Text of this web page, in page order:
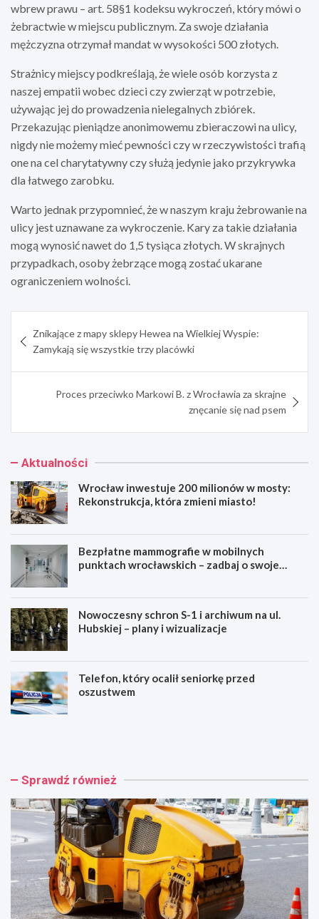
wbrew prawu – art. 58§1 kodeksu wykroczeń, który mówi o
żebractwie w miejscu publicznym. Za swoje działania
mężczyzna otrzymał mandat w wysokości 500 złotych.
Strażnicy miejscy podkreślają, że wiele osób korzysta z
naszej empatii wobec dzieci czy zwierząt w potrzebie,
używając jej do prowadzenia nielegalnych zbiórek.
Przekazując pieniądze anonimowemu zbieraczowi na ulicy,
nigdy nie możemy mieć pewności czy w rzeczywistości trafią
one na cel charytatywny czy służą jedynie jako przykrywka
dla łatwego zarobku.
Warto jednak przypomnieć, że w naszym kraju żebrowanie na
ulicy jest uznawane za wykroczenie. Kary za takie działania
mogą wynosić nawet do 1,5 tysiąca złotych. W skrajnych
przypadkach, osoby żebrzące mogą zostać ukarane
ograniczeniem wolności.
wpisu
Znikające z mapy sklepy Hewea na Wielkiej Wyspie:
Zamykają się wszystkie trzy placówki
Proces przeciwko Markowi B. z Wrocławia za skrajne
znęcanie się nad psem
Aktualności
Wrocław inwestuje 200 milionów w mosty:
Rekonstrukcja, która zmieni miasto!
Bezpłatne mammografie w mobilnych
punktach wrocławskich – zadbaj o swoje
Nowoczesny schron S-1 i archiwum na ul.
Hubskiej – plany i wizualizacje
Telefon, który ocalił seniorkę przed
oszustwem
W
a
i
w
e
s
t
u
j
e
B
a
n
m
a
m
m
o
g
r
Sprawdź również